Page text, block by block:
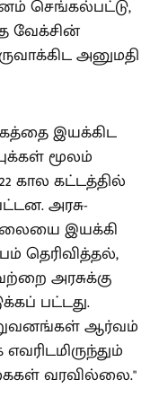
செங்கல்பட்டு,
வேக்சின்
அனுமதி
இயக்கிட
மூலம்
கால கட்டத்தில்
அரசு-
இயக்கி
தெரிவித்தல்,
அரசுக்கு
பட்டது.
ஆர்வம்
வரவில்லை."